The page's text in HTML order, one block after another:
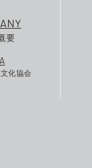
要
化協会